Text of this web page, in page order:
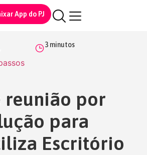
App do PJ
3 minutos
reunião por
para
Escritório